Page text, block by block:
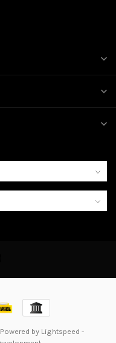
by Lightspeed -